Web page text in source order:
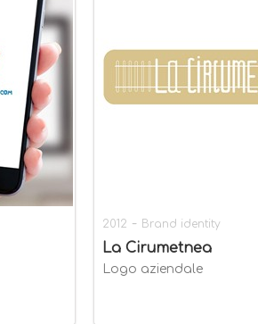
2012 - Brand identity
La Cirumetnea
Logo aziendale